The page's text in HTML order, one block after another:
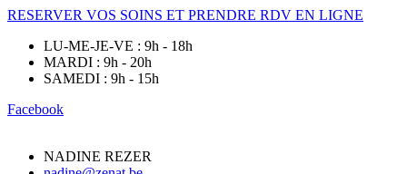
RESERVER VOS SOINS ET PRENDRE RDV EN LIGNE
LU-ME-JE-VE : 9h - 18h
MARDI : 9h - 20h
SAMEDI : 9h - 15h
Facebook
NADINE REZER